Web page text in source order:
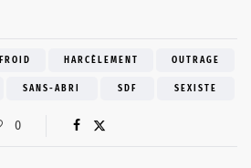
FROID HARCÈLEMENT OUTRAGE
SANS-ABRI SDF SEXISTE
0